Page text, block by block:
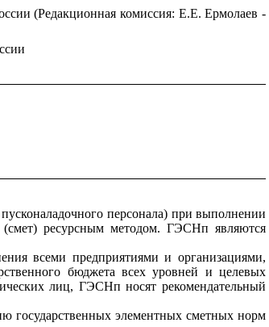
(Редакционная комиссия: Е.Е. Ермолаев -
ладочного персонала) при выполнении
(смет) ресурсным методом. ГЭСНп являются
всеми предприятиями и организациями,
бюджета всех уровней и целевых
лиц, ГЭСНп носят рекомендательный
государственных элементных сметных норм